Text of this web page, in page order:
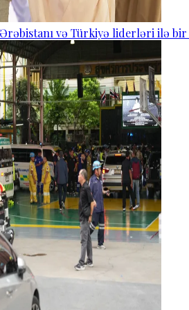
və Türkiyə liderləri ilə